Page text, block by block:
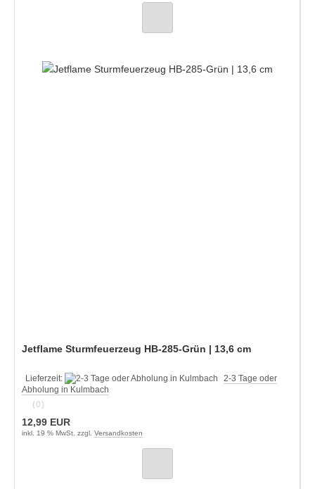
Jetflame Sturmfeuerzeug HB-285-Grün | 13,6 cm
Lieferzeit:
2-3 Tage oder
Abholung in Kulmbach
(0)
12,99 EUR
inkl. 19 % MwSt. zzgl. Versandkosten